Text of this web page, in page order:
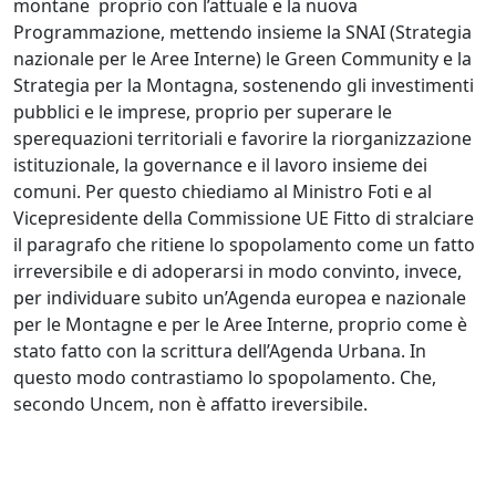
montane proprio con l’attuale e la nuova
Programmazione, mettendo insieme la SNAI (Strategia
nazionale per le Aree Interne) le Green Community e la
Strategia per la Montagna, sostenendo gli investimenti
pubblici e le imprese, proprio per superare le
sperequazioni territoriali e favorire la riorganizzazione
istituzionale, la governance e il lavoro insieme dei
comuni. Per questo chiediamo al Ministro Foti e al
Vicepresidente della Commissione UE Fitto di stralciare
il paragrafo che ritiene lo spopolamento come un fatto
irreversibile e di adoperarsi in modo convinto, invece,
per individuare subito un’Agenda europea e nazionale
per le Montagne e per le Aree Interne, proprio come è
stato fatto con la scrittura dell’Agenda Urbana. In
questo modo contrastiamo lo spopolamento. Che,
secondo Uncem, non è affatto ireversibile.